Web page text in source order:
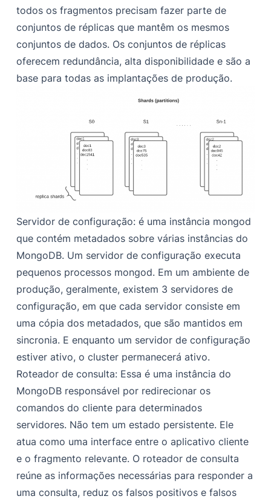
todos os fragmentos precisam fazer parte de
conjuntos de réplicas que mantêm os mesmos
conjuntos de dados. Os conjuntos de réplicas
oferecem redundância, alta disponibilidade e são a
base para todas as implantações de produção.
Servidor de configuração: é uma instância mongod
que contém metadados sobre várias instâncias do
MongoDB. Um servidor de configuração executa
pequenos processos mongod. Em um ambiente de
produção, geralmente, existem 3 servidores de
configuração, em que cada servidor consiste em
uma cópia dos metadados, que são mantidos em
sincronia. E enquanto um servidor de configuração
estiver ativo, o cluster permanecerá ativo.
Roteador de consulta: Essa é uma instância do
MongoDB responsável por redirecionar os
comandos do cliente para determinados
servidores. Não tem um estado persistente. Ele
atua como uma interface entre o aplicativo cliente
e o fragmento relevante. O roteador de consulta
reúne as informações necessárias para responder a
uma consulta, reduz os falsos positivos e falsos